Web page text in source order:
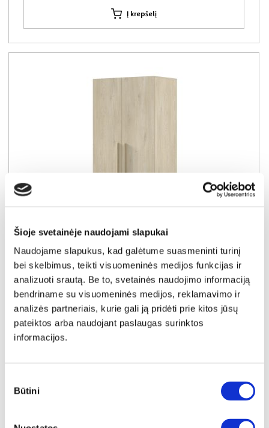
Šioje svetainėje naudojami slapukai
Naudojame slapukus, kad galėtume suasmeninti turinį
bei skelbimus, teikti visuomeninės medijos funkcijas ir
analizuoti srautą. Be to, svetainės naudojimo informaciją
bendriname su visuomeninės medijos, reklamavimo ir
analizės partneriais, kurie gali ją pridėti prie kitos jūsų
pateiktos arba naudojant paslaugas surinktos
informacijos.
pasirinkimas
Būtini
Į krepšelį
YRA SANDĖLYJE
BRAGA-03 spinta (Dab cremona)
Kaina:
229€